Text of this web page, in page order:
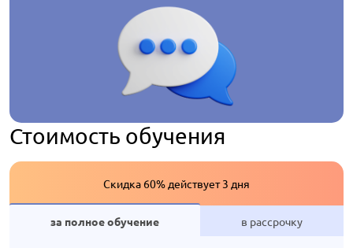
Стоимость обучения
Скидка 60% действует 3 дня
за полное обучение в рассрочку